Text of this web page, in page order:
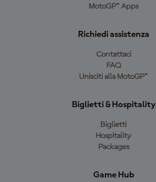
MotoGP™ Apps
Richiedi assistenza
Contattaci
FAQ
Unisciti alla MotoGP™
Biglietti & Hospitality
Biglietti
Hospitality
Packages
Game Hub